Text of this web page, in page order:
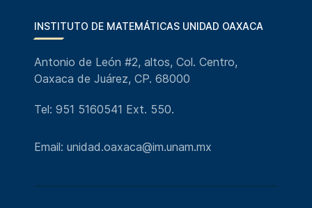
INSTITUTO DE MATEMÁTICAS UNIDAD OAXACA
Antonio de León #2, altos, Col. Centro,
Oaxaca de Juárez, CP. 68000
Tel: 951 5160541 Ext. 550.
Email: unidad.oaxaca@im.unam.mx